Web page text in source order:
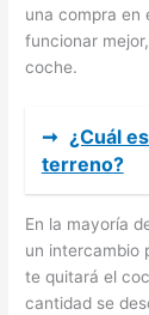
una compra en
funcionar
coche.
➞ ¿Cuál
terreno?
En la mayoría
un intercambio
te quitará el
cantidad se